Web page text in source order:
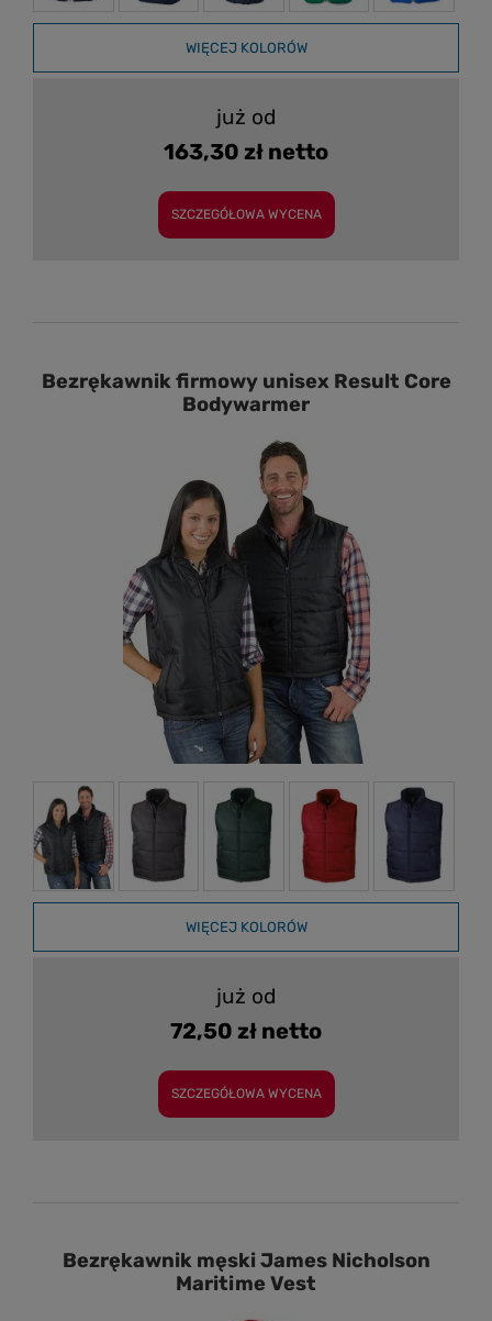
WIĘCEJ KOLORÓW
już od
163,30 zł netto
SZCZEGÓŁOWA WYCENA
Bezrękawnik firmowy unisex Result Core
Bodywarmer
WIĘCEJ KOLORÓW
już od
72,50 zł netto
SZCZEGÓŁOWA WYCENA
Bezrękawnik męski James Nicholson
Maritime Vest